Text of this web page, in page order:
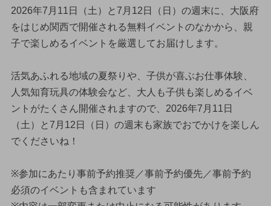
2026年7月11日（土）と7月12日（日）の週末に、大阪府
をはじめ関西で開催される無料イベントのなかから、親
子で楽しめるイベントを厳選してお届けします。
活気あふれる地域の夏祭りや、子供が喜ぶお仕事体験、
人気知育玩具の体験会など、大人も子供も楽しめるイベ
ントがたくさん開催されますので、2026年7月11日
（土）と7月12日（日）の週末も家族でおでかけを楽しん
でくださいね！
※参加にあたり事前予約推奨／事前予約優先／事前予約
必須のイベントも含まれています